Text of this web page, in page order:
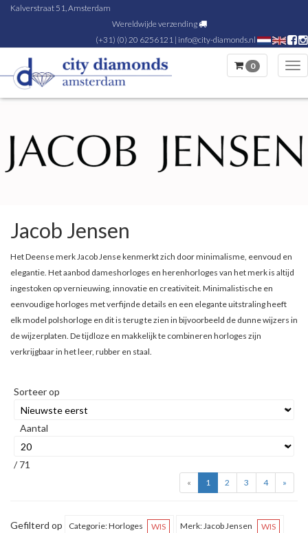
Kalverstraat 51, Amsterdam
Wereldwijde verzending
(+31) (0) 20 6256121 | info@city-diamonds.nl
0
Jacob Jensen
Het Deense merk Jacob Jense kenmerkt zich door minimalisme, eenvoud en
elegantie. Het aanbod dameshorloges en herenhorloges van het merk is altijd
ingestoken op vernieuwing, innovatie en creativiteit. Minimalistische en
eenvoudige horloges met verfijnde details en een elegante uitstraling heeft
elk model polshorloge en dit is terug te zien in bijvoorbeeld de dunne wijzers in
de wijzerplaten. De tijdloze en makkelijk te combineren horloges zijn
verkrijgbaar in het leer, rubber en staal.
Sorteer op
Aantal
/ 71
« 1 2 3 4 »
Gefilterd op Categorie: Horloges WIS Merk: Jacob Jensen WIS